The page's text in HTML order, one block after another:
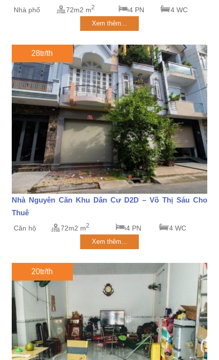
Nhà phố 72m2 m2 4 PN 4 WC
Xem thêm...
28tr/th
Nhà Nguyên Căn Khu Dân Cư D2D – Võ Thị Sáu Cho
Thuê
Căn hộ 72m2 m2 4 PN 4 WC
Xem thêm...
20tr/th